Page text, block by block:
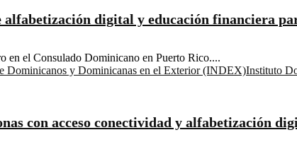
digital y educación financiera
en el Consulado Dominicano en Puerto Rico....
Dominicanos y Dominicanas en el Exterior (INDEX)Instituto
con acceso conectividad y alfabetización